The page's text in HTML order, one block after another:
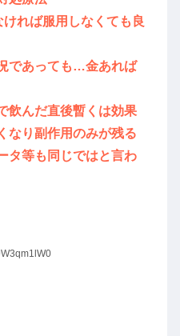
れば服用しなくても良
であっても…金あれば
飲んだ直後暫くは効果
なり副作用のみが残る
タ等も同じではと言わ